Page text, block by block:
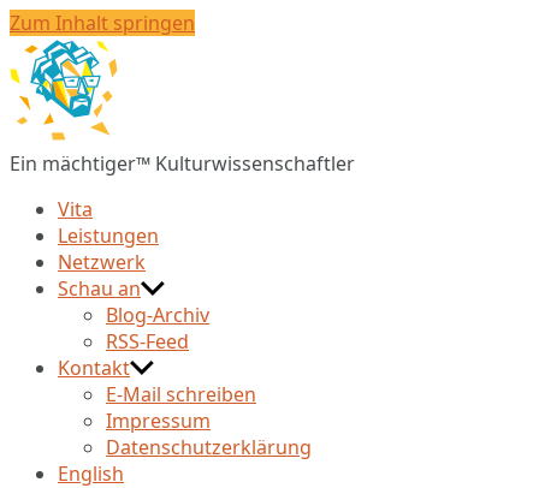
Zum Inhalt springen
Huberts
Ein mächtiger™ Kulturwissenschaftler
Vita
Leistungen
Netzwerk
Schau an
Blog-Archiv
RSS-Feed
Kontakt
E-Mail schreiben
Impressum
Datenschutzerklärung
English